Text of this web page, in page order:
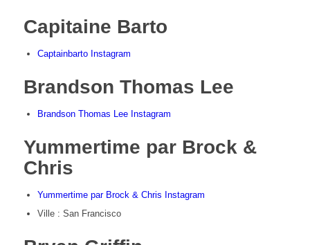
Capitaine Barto
Captainbarto Instagram
Brandson Thomas Lee
Brandson Thomas Lee Instagram
Yummertime par Brock &
Chris
Yummertime par Brock & Chris Instagram
Ville : San Francisco